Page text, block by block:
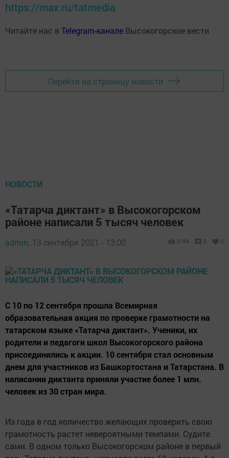
https://max.ru/tatmedia
Читайте нас в Telegram-канале Высокогорские вести
Перейти на страницу новости
НОВОСТИ
«Татарча диктант» в Высокогорском
районе написали 5 тысяч человек
admin, 13 сентября 2021 - 13:00 2186 0 0
С 10 по 12 сентября прошла Всемирная
образовательная акция по проверке грамотности на
татарском языке «Татарча диктант». Ученики, их
родители и педагоги школ Высокогорского района
присоединились к акции. 10 сентября стал основным
днем для участников из Башкортостана и Татарстана. В
написании диктанта приняли участие более 1 млн.
человек из 30 стран мира.
Из года в год количество желающих проверить свою
грамотность растет невероятными темпами. Судите
сами. В одном только Высокогорском районе в первый